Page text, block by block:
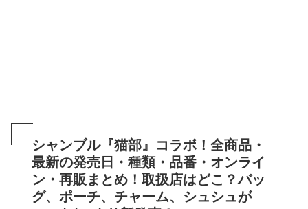
シャンブル『猫部』コラボ！全商品・
最新の発売日・種類・品番・オンライ
ン・再販まとめ！取扱店はどこ？バッ
グ、ポーチ、チャーム、シュシュが